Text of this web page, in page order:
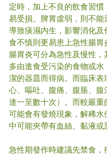
定時，加上不良的飲食習慣
易受損。脾胃虛弱，則不能
導致痰濕内生，影響消化及
食不慎則更易患上急性腸胃
腸胃炎可分為急性及慢性，
多由進食受污染的食物或水
潔的器皿而得病。而臨床表
心、嘔吐、腹痛、腹脹、腹
達一至數十次）。而較嚴重
可能會有發燒現象，解稀水
中可能夾帶有血絲、黏液或
急性期發作時建議先禁食，